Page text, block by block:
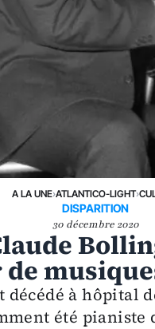
A LA UNE›ATLANTICO-LIGHT›
DISPARITION
30 décembre 2020
à hôpital
été pianiste